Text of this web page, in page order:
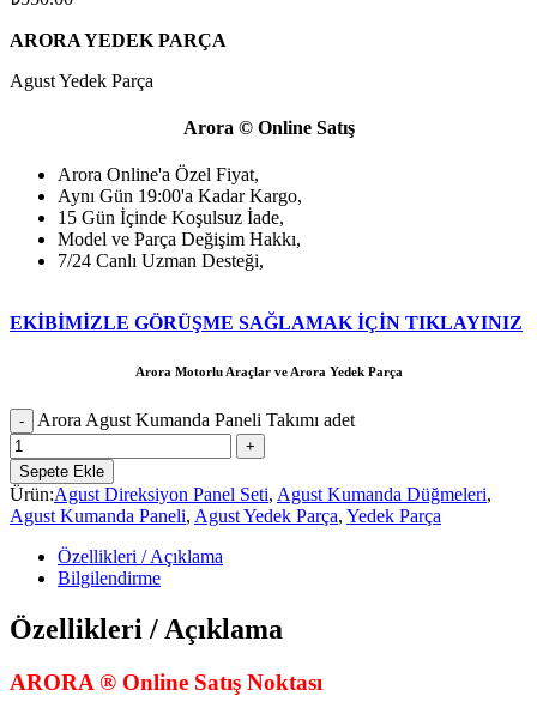
ARORA YEDEK PARÇA
Agust Yedek Parça
Arora © Online Satış
Arora Online'a Özel Fiyat,
Aynı Gün 19:00'a Kadar Kargo,
15 Gün İçinde Koşulsuz İade,
Model ve Parça Değişim Hakkı,
7/24 Canlı Uzman Desteği,
EKİBİMİZLE GÖRÜŞME SAĞLAMAK İÇİN TIKLAYINIZ
Arora Motorlu Araçlar ve Arora Yedek Parça
Arora Agust Kumanda Paneli Takımı adet
Sepete Ekle
Ürün:Agust Direksiyon Panel Seti, Agust Kumanda Düğmeleri,
Agust Kumanda Paneli, Agust Yedek Parça, Yedek Parça
Özellikleri / Açıklama
Bilgilendirme
Özellikleri / Açıklama
ARORA ® Online Satış Noktası